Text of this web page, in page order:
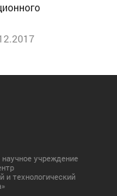
учреждение
и технологический